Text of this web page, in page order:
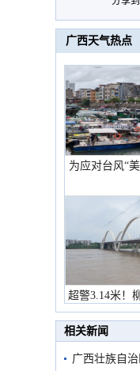
广西天气热点
为应对台风“
超警3.14米！
市民
相关新闻
广西壮族自